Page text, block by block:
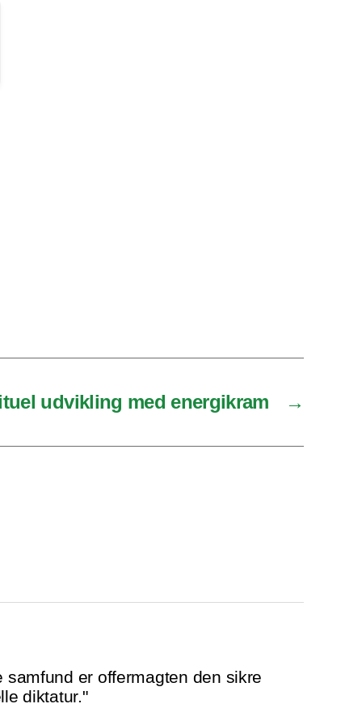
→
udvikling med energikram
samfund er offermagten den sikre
diktatur."